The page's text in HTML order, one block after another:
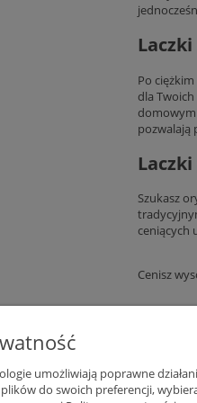
Po
dla
domowym
pozwalają
Szukasz
ceniących
Cenisz
umożliwiają poprawne
do swoich preferencji,